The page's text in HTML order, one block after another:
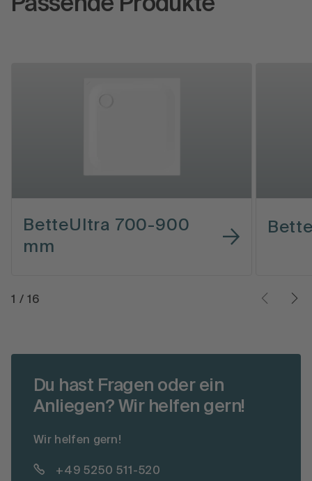
BetteUltra 700-900
mm
1 /16
Du hast Fragen oder ein
Anliegen? Wir helfen gern!
Wir helfen gern!
+49 5250 511-520